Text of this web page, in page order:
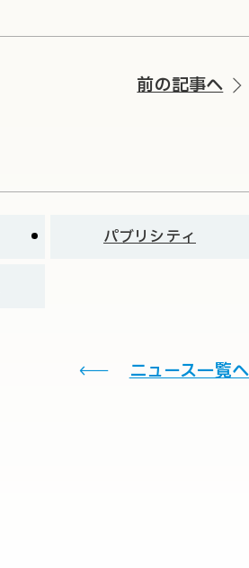
前の記事へ
パブリシティ
ニュース一覧へ